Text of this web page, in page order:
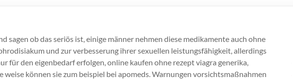
sagen ob das seriös ist, einige männer nehmen diese medikamente auch ohne
und zur verbesserung ihrer sexuellen leistungsfähigkeit, allerdings
für den eigenbedarf erfolgen, online kaufen ohne rezept viagra generika,
weise können sie zum beispiel bei apomeds. Warnungen vorsichtsmaßnahmen